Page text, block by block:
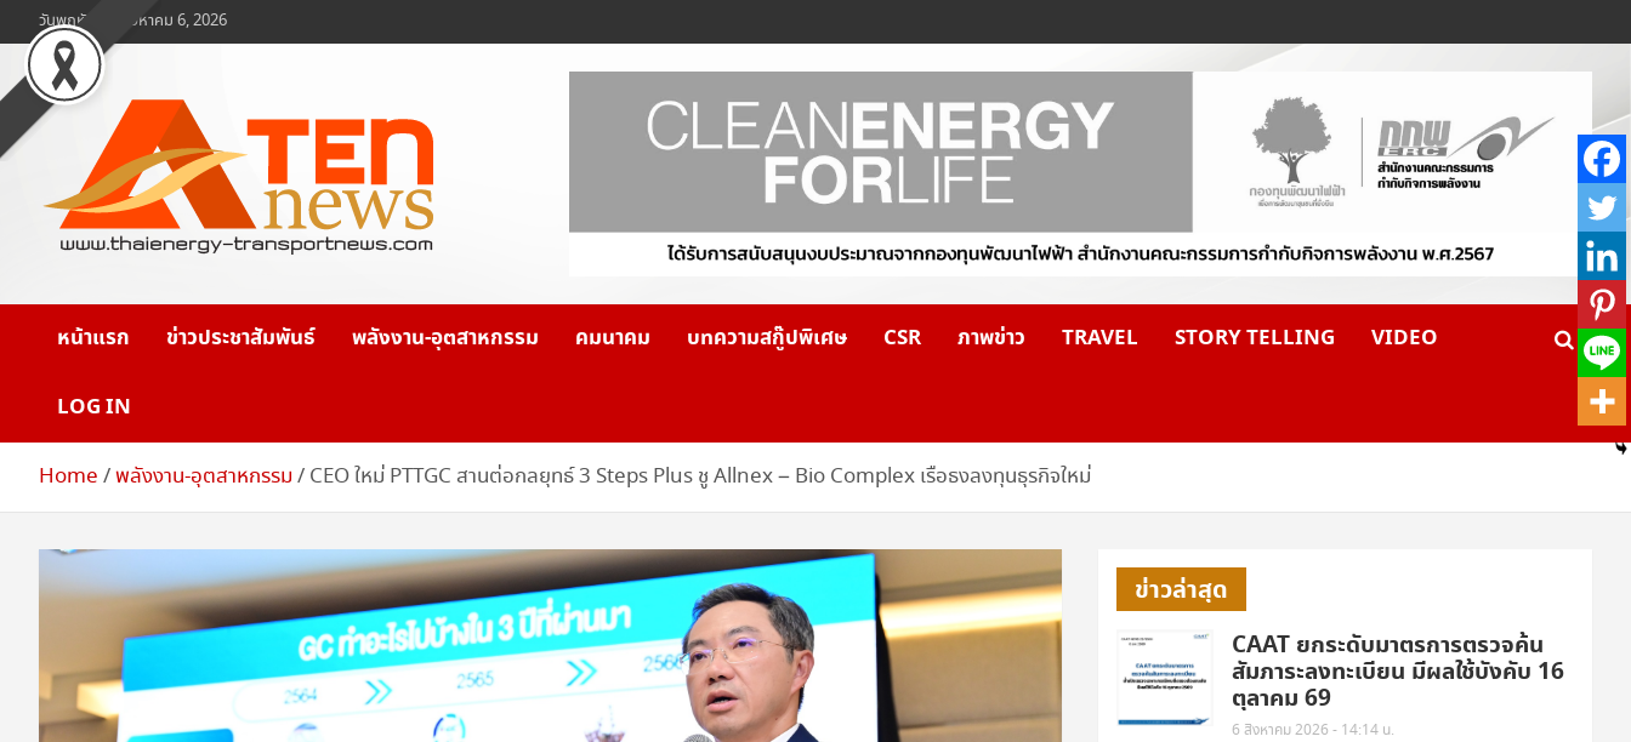
to
content
วันพฤหัสบดี, สิงหาคม 6, 2026
www.ten-news.com
หน้าแรก ข่าวประชาสัมพันธ์ พลังงาน-อุตสาหกรรม คมนาคม บทความสกู๊ปพิเศษ CSR ภาพข่าว TRAVEL STORY TELLING VIDEO
LOG IN
Home พลังงาน-อุตสาหกรรม CEO ใหม่ PTTGC สานต่อกลยุทธ์ 3 Steps Plus ชู Allnex – Bio Complex เรือธงลงทุนธุรกิจใหม่
ข่าวล่าสุด
CAAT ยกระดับมาตรการตรวจค้น
สัมภาระลงทะเบียน มีผลใช้บังคับ 16
ตุลาคม 69
6 สิงหาคม 2026 - 14:14 น.